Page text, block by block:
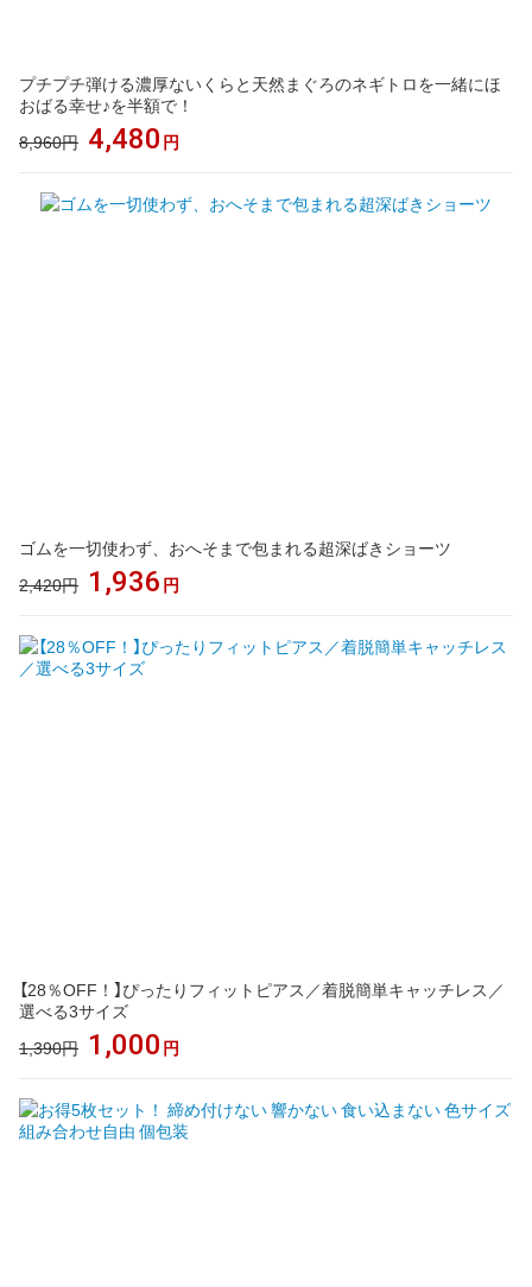
プチプチ弾ける濃厚ないくらと天然まぐろのネギトロを一緒にほ
おばる幸せ♪を半額で！
8,960円 4,480 円
ゴムを一切使わず、おへそまで包まれる超深ばきショーツ
2,420円 1,936 円
【28％OFF！】ぴったりフィットピアス／着脱簡単キャッチレス／
選べる3サイズ
1,390円 1,000 円